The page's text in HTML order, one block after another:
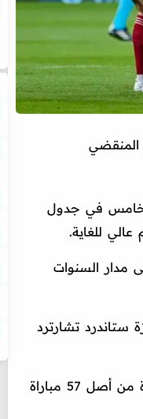
المنقضي
الخامس في جدول
مدار السنوات
ستاندرد تشارترد
وقدم سوبوسلاي أداءً ثابتًا ومميزًا خلال الموسم المنصرم، حيث شارك في 53 مباراة من أصل 57 مباراة